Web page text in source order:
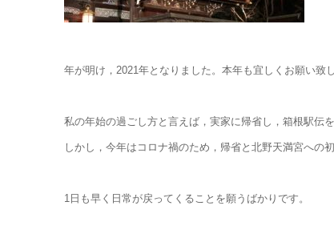
年が明け，2021年となりました。本年も宜しくお願い致し
私の年始の過ごし方と言えば，実家に帰省し，箱根駅伝
しかし，今年はコロナ禍のため，帰省と北野天満宮への
1日も早く日常が戻ってくることを願うばかりです。